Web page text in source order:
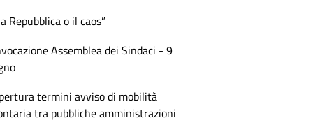
Repubblica o il caos”
Assemblea dei Sindaci - 9
termini avviso di mobilità
tra pubbliche amministrazioni